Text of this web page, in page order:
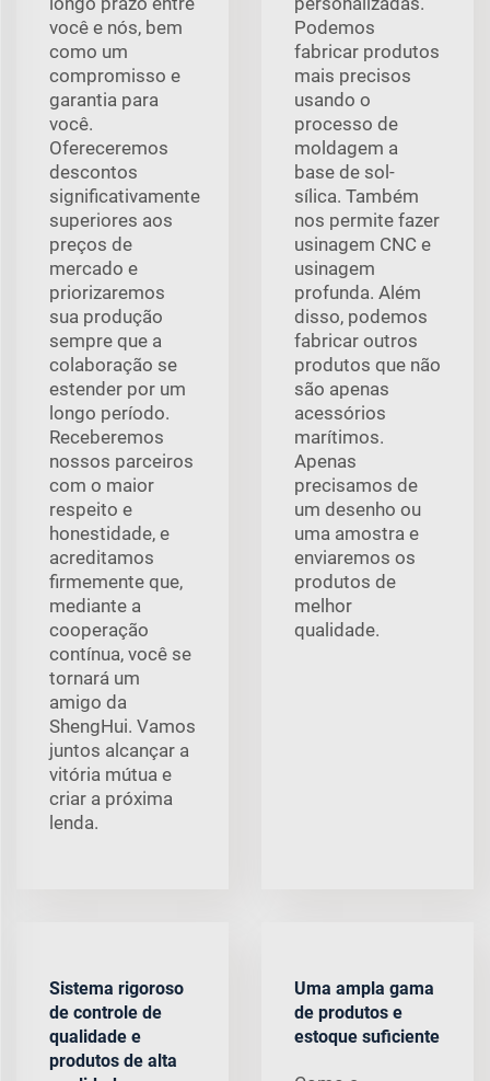
você e nós, bem
como um
compromisso e
garantia para
você.
Ofereceremos
descontos
significativamente
superiores aos
preços de
mercado e
priorizaremos
sua produção
sempre que a
colaboração se
estender por um
longo período.
Receberemos
nossos parceiros
com o maior
respeito e
honestidade, e
acreditamos
firmemente que,
mediante a
cooperação
contínua, você se
tornará um
amigo da
ShengHui. Vamos
juntos alcançar a
vitória mútua e
criar a próxima
lenda.
Podemos
fabricar produtos
mais precisos
usando o
processo de
moldagem a
base de sol-
sílica. Também
nos permite fazer
usinagem CNC e
usinagem
profunda. Além
disso, podemos
fabricar outros
produtos que não
são apenas
acessórios
marítimos.
Apenas
precisamos de
um desenho ou
uma amostra e
enviaremos os
produtos de
melhor
qualidade.
Sistema rigoroso
de controle de
qualidade e
produtos de alta
Uma ampla gama
de produtos e
estoque suficiente